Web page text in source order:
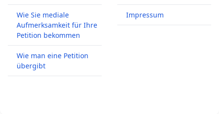
Wie Sie mediale
Aufmerksamkeit für Ihre
Petition bekommen
Wie man eine Petition
übergibt
Impressum